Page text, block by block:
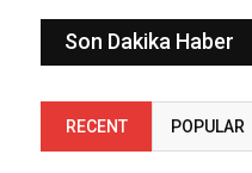
Son Dakika Haber
RECENT POPULAR